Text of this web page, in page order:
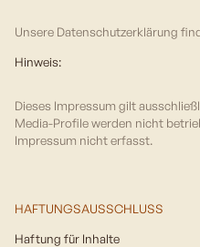
Unsere Datenschutzerklärung
Hinweis:
Dieses Impressum gilt
Media-Profile werden nicht
Impressum nicht erfasst.
HAFTUNGSAUSSCHLUSS
Haftung für Inhalte